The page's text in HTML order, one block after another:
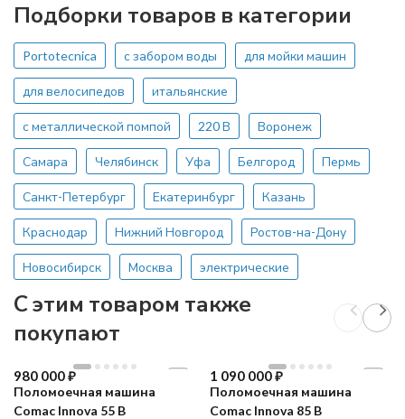
Подборки товаров в категории
Portotecnica с забором воды для мойки машин
для велосипедов итальянские
с металлической помпой 220 В Воронеж
Самара Челябинск Уфа Белгород Пермь
Санкт-Петербург Екатеринбург Казань
Краснодар Нижний Новгород Ростов-на-Дону
Новосибирск Москва электрические
C этим товаром также
покупают
980 000₽
Поломоечная машина
Comac Innova 55 B
1 090 000₽
Поломоечная машина
Comac Innova 85 B